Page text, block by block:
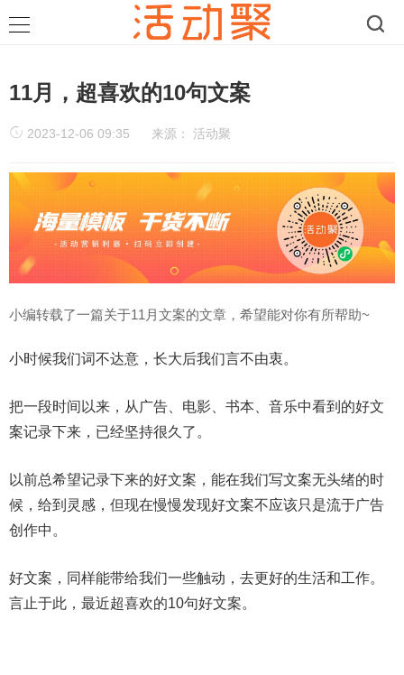
11月，超喜欢的10句文案
2023-12-06 09:35 来源： 活动聚
小编转载了一篇关于11月文案的文章，希望能对你有所帮助~
小时候我们词不达意，长大后我们言不由衷。
把一段时间以来，从广告、电影、书本、音乐中看到的好文
案记录下来，已经坚持很久了。
以前总希望记录下来的好文案，能在我们写文案无头绪的时
候，给到灵感，但现在慢慢发现好文案不应该只是流于广告
创作中。
好文案，同样能带给我们一些触动，去更好的生活和工作。
言止于此，最近超喜欢的10句好文案。